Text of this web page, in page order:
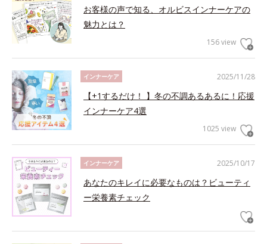
お客様の声で知る、オルビスインナーケアの
魅力とは？
156 view
2025/11/28
インナーケア
【+1するだけ！ 】冬の不調あるあるに！応援
インナーケア4選
1025 view
2025/10/17
インナーケア
あなたのキレイに必要なものは？ビューティ
ー栄養素チェック